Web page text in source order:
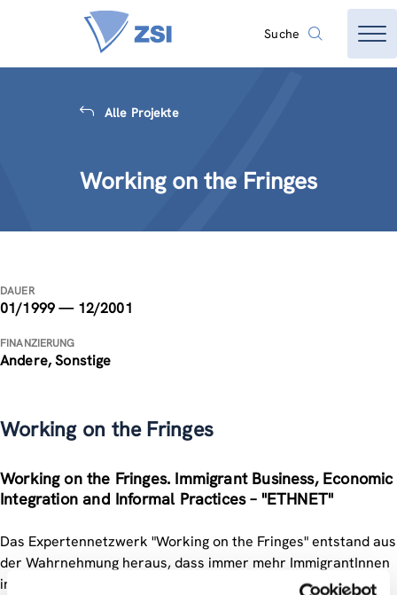
Suche
Alle Projekte
Working on the Fringes
DAUER
01/1999 — 12/2001
FINANZIERUNG
Andere, Sonstige
Working on the Fringes
Working on the Fringes. Immigrant Business, Economic
Integration and Informal Practices – "ETHNET"
Das Expertennetzwerk "Working on the Fringes" entstand aus
der Wahrnehmung heraus, dass immer mehr ImmigrantInnen
in europäischen Ländern Unternehmen gründen und sich